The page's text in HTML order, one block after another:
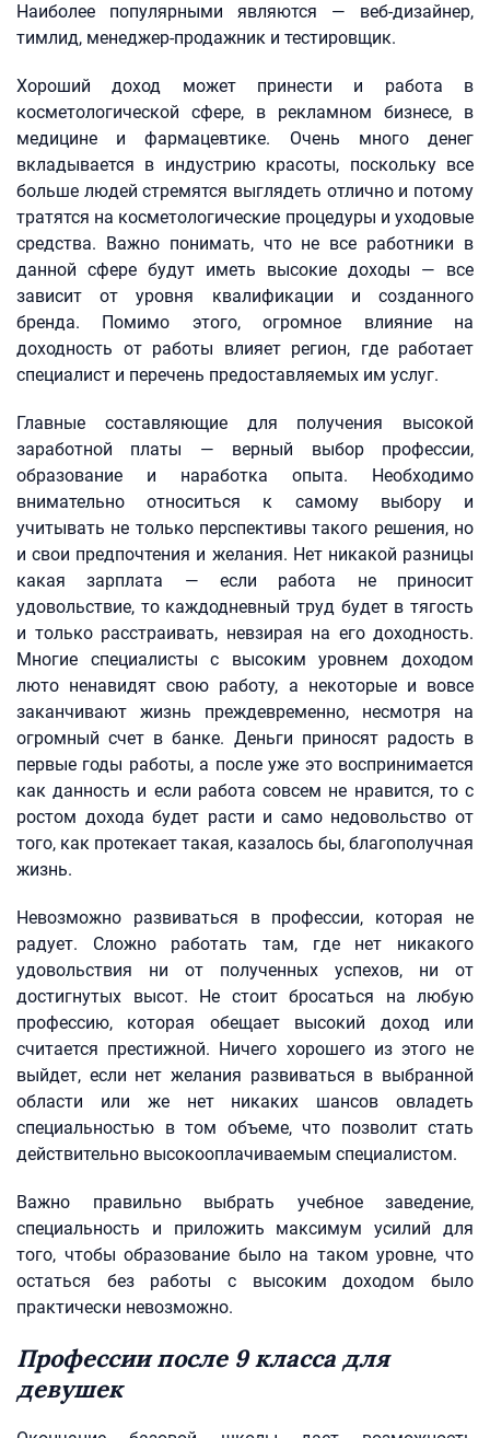
Наиболее популярными являются — веб-дизайнер,
тимлид, менеджер-продажник и тестировщик.
Хороший доход может принести и работа в
косметологической сфере, в рекламном бизнесе, в
медицине и фармацевтике. Очень много денег
вкладывается в индустрию красоты, поскольку все
больше людей стремятся выглядеть отлично и потому
тратятся на косметологические процедуры и уходовые
средства. Важно понимать, что не все работники в
данной сфере будут иметь высокие доходы — все
зависит от уровня квалификации и созданного
бренда. Помимо этого, огромное влияние на
доходность от работы влияет регион, где работает
специалист и перечень предоставляемых им услуг.
Главные составляющие для получения высокой
заработной платы — верный выбор профессии,
образование и наработка опыта. Необходимо
внимательно относиться к самому выбору и
учитывать не только перспективы такого решения, но
и свои предпочтения и желания. Нет никакой разницы
какая зарплата — если работа не приносит
удовольствие, то каждодневный труд будет в тягость
и только расстраивать, невзирая на его доходность.
Многие специалисты с высоким уровнем доходом
люто ненавидят свою работу, а некоторые и вовсе
заканчивают жизнь преждевременно, несмотря на
огромный счет в банке. Деньги приносят радость в
первые годы работы, а после уже это воспринимается
как данность и если работа совсем не нравится, то с
ростом дохода будет расти и само недовольство от
того, как протекает такая, казалось бы, благополучная
жизнь.
Невозможно развиваться в профессии, которая не
радует. Сложно работать там, где нет никакого
удовольствия ни от полученных успехов, ни от
достигнутых высот. Не стоит бросаться на любую
профессию, которая обещает высокий доход или
считается престижной. Ничего хорошего из этого не
выйдет, если нет желания развиваться в выбранной
области или же нет никаких шансов овладеть
специальностью в том объеме, что позволит стать
действительно высокооплачиваемым специалистом.
Важно правильно выбрать учебное заведение,
специальность и приложить максимум усилий для
того, чтобы образование было на таком уровне, что
остаться без работы с высоким доходом было
практически невозможно.
Профессии после 9 класса для
девушек